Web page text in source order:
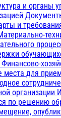
и органы
и
Финансово-
места для
организации
по решению